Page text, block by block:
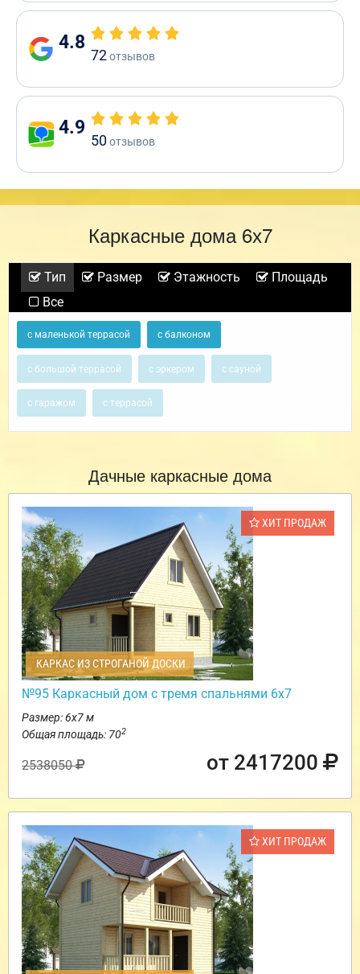
4.8
72отзывов
4.9
50отзывов
Каркасные дома 6х7
Тип Размер Этажность
Площадь
Все
с маленькой террасой с балконом
с большой террасой с эркером с сауной
с гаражом с террасой
Дачные каркасные дома
ХИТ ПРОДАЖ
КАРКАС ИЗ СТРОГАНОЙ ДОСКИ
№95 Каркасный дом с тремя спальнями 6х7
Размер: 6х7 м
Общая площадь: 702
2538050 от 2417200
ХИТ ПРОДАЖ